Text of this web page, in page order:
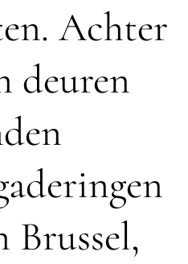
Achter
deuren
Brussel,